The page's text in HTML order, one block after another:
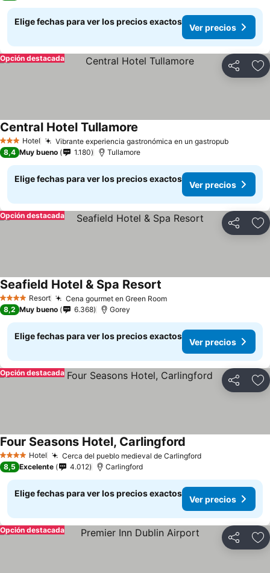
Elige fechas para ver los precios exactos
Ver precios
Compartir
Opción destacada
3 Estrellas
Hotel Vibrante experiencia gastronómica en un gastropub
Central Hotel Tullamore
8,4 Muy bueno 1.180 Tullamore
Elige fechas para ver los precios exactos
Ver precios
Compartir
Opción destacada
4 EstrellasResort Cena gourmet en Green Room
Seafield Hotel & Spa Resort
8,2 Muy bueno 6.368 Gorey
Elige fechas para ver los precios exactos
Ver precios
Compartir
Opción destacada
4 EstrellasHotel Cerca del pueblo medieval de Carlingford
Four Seasons Hotel, Carlingford
8,5 Excelente 4.012 Carlingford
Elige fechas para ver los precios exactos
Ver precios
Compartir
Opción destacada